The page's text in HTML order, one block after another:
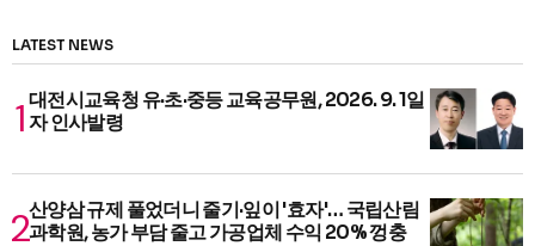
LATEST NEWS
대전시교육청 유·초·중등 교육공무원, 2026. 9. 1일
자 인사발령
산양삼 규제 풀었더니 줄기·잎이 '효자'… 국립산림
과학원, 농가 부담 줄고 가공업체 수익 20% 껑충